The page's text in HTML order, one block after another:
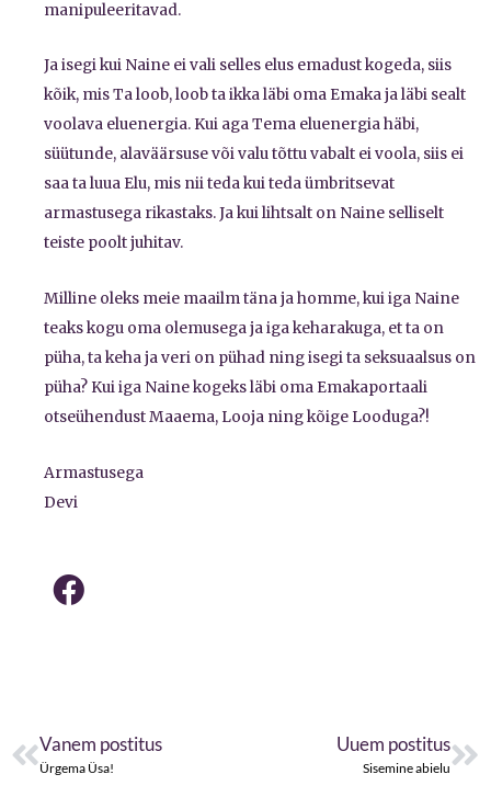
manipuleeritavad.
Ja isegi kui Naine ei vali selles elus emadust kogeda, siis
kõik, mis Ta loob, loob ta ikka läbi oma Emaka ja läbi sealt
voolava eluenergia. Kui aga Tema eluenergia häbi,
süütunde, alaväärsuse või valu tõttu vabalt ei voola, siis ei
saa ta luua Elu, mis nii teda kui teda ümbritsevat
armastusega rikastaks. Ja kui lihtsalt on Naine selliselt
teiste poolt juhitav.
Milline oleks meie maailm täna ja homme, kui iga Naine
teaks kogu oma olemusega ja iga keharakuga, et ta on
püha, ta keha ja veri on pühad ning isegi ta seksuaalsus on
püha? Kui iga Naine kogeks läbi oma Emakaportaali
otseühendust Maaema, Looja ning kõige Looduga?!
Armastusega
Devi
Prev
Vanem postitus
Ürgema Üsa!
Uuem postitus
Sisemine abielu